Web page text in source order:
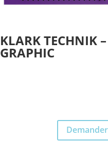
KLARK TECHNIK
GRAPHIC